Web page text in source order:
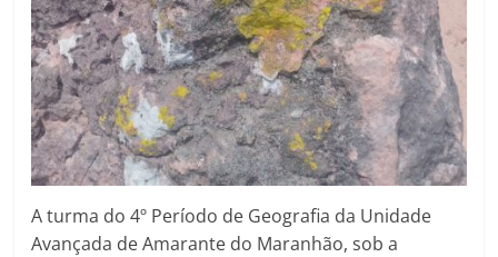
A turma do 4º Período de Geografia da Unidade
Avançada de Amarante do Maranhão, sob a